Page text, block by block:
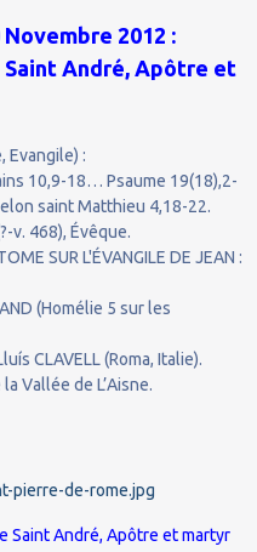
2012 :
Saint André, Apôtre et
Evangile) :
10,9-18… Psaume 19(18),2-
saint Matthieu 4,18-22.
v. 468), Évêque.
SUR L'ÉVANGILE DE JEAN :
(Homélie 5 sur les
CLAVELL (Roma, Italie).
Vallée de L’Aisne.
Saint André, Apôtre et martyr